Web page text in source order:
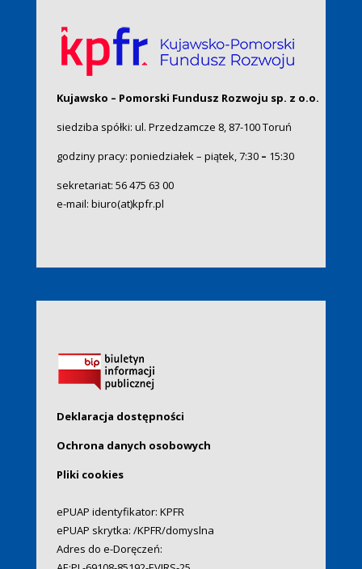
Kujawsko – Pomorski Fundusz Rozwoju sp. z o.o.
siedziba spółki: ul. Przedzamcze 8, 87-100 Toruń
godziny pracy: poniedziałek – piątek, 7:30– 15:30
sekretariat: 56 475 63 00
e-mail: biuro(at)kpfr.pl
Deklaracja dostępności
Ochrona danych osobowych
Pliki cookies
ePUAP identyfikator: KPFR
ePUAP skrytka: /KPFR/domyslna
Adres do e-Doręczeń: